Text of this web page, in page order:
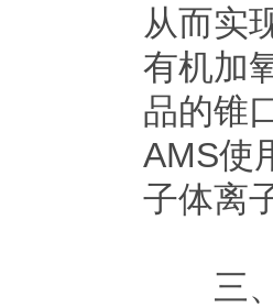
从而实
有机加
品的锥
AMS使
子体离
三、